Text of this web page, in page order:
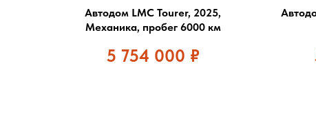
Автодом LMC Tourer, 2025,
Механика, пробег 6000 км
5 754 000 ₽